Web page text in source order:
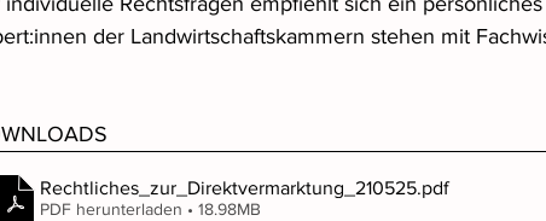
der Landwirtschaftskammern stehen mit
Rechtliches_zur_Direktvermarktung_210525.pdf
PDF herunterladen • 18.98MB